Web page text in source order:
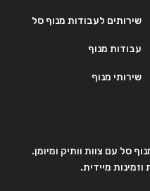
שירותים לעבודות מנוף סל
עבודות מנוף
שירותי מנוף
סל עם צוות וותיק ומיומן.
מיידית.